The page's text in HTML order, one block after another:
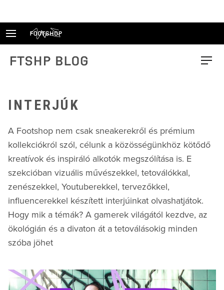
FTSHP blog Menu
INTERJÚK
A Footshop nem csak sneakerekről és prémium
kollekciókról szól, célunk a közösségünkhöz kötődő
kreatívok és inspiráló alkotók megszólítása is. E
szekcióban vizuális művészekkel, tetoválókkal,
zenészekkel, Youtuberekkel, tervezőkkel,
influencerekkel készített interjúinkat olvashatjátok.
Hogy mik a témák? A gamerek világától kezdve, az
ökológián és a divaton át a tetoválásokig minden
szóba jöhet